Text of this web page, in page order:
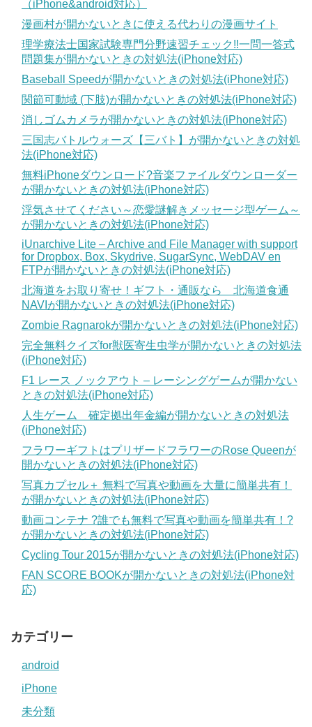
（iPhone&android対応）
漫画村が開かないときに使える代わりの漫画サイト
理学療法士国家試験専門分野速習チェック!!一問一答式
問題集が開かないときの対処法(iPhone対応)
Baseball Speedが開かないときの対処法(iPhone対応)
関節可動域 (下肢)が開かないときの対処法(iPhone対応)
消しゴムカメラが開かないときの対処法(iPhone対応)
三国志バトルウォーズ【三バト】が開かないときの対処
法(iPhone対応)
無料iPhoneダウンロード?音楽ファイルダウンローダー
が開かないときの対処法(iPhone対応)
浮気させてください～恋愛謎解きメッセージ型ゲーム～
が開かないときの対処法(iPhone対応)
iUnarchive Lite – Archive and File Manager with support
for Dropbox, Box, Skydrive, SugarSync, WebDAV en
FTPが開かないときの対処法(iPhone対応)
北海道をお取り寄せ！ギフト・通販なら 北海道食通
NAVIが開かないときの対処法(iPhone対応)
Zombie Ragnarokが開かないときの対処法(iPhone対応)
完全無料クイズfor獣医寄生虫学が開かないときの対処法
(iPhone対応)
F1 レース ノックアウト – レーシングゲームが開かない
ときの対処法(iPhone対応)
人生ゲーム 確定拠出年金編が開かないときの対処法
(iPhone対応)
フラワーギフトはプリザードフラワーのRose Queenが
開かないときの対処法(iPhone対応)
写真カプセル＋ 無料で写真や動画を大量に簡単共有！
が開かないときの対処法(iPhone対応)
動画コンテナ ?誰でも無料で写真や動画を簡単共有！?
が開かないときの対処法(iPhone対応)
Cycling Tour 2015が開かないときの対処法(iPhone対応)
FAN SCORE BOOKが開かないときの対処法(iPhone対
応)
カテゴリー
android
iPhone
未分類